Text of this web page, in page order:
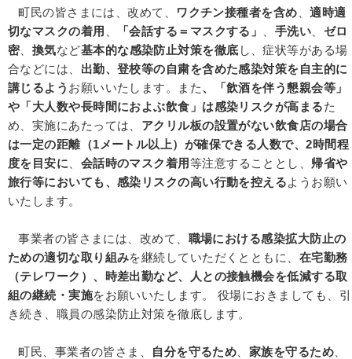
町民の皆さまには、改めて、 ワクチン接種者を含め 、適時適
切なマスクの着用
「会話する＝マスクする」 手洗い
ゼロ
密、 換気など基本的な感染防止対策を徹底 し、症状等がある場
合などには、 出勤、登校等の自粛を含めた感染対策を自主的に
講じるよう お願いいたします。また、「飲酒を伴う懇親会等」
や「大人数や長時間におよぶ飲食」は感染リスクが高まるた
め、実施にあたっては、 アクリル板の設置がない飲食店の場合
は一定の距離（1メートル以上）が確保できる人数で、2時間程
度を目安に
会話時のマスク着用等注意することとし、 帰省や
旅行等においても、感染リスクの高い行動を控えるようお願い
いたします。
事業者の皆さまには、改めて、 職場における感染拡大防止の
ための適切な取り組みを継続していただくとともに、 在宅勤務
（テレワーク）、時差出勤など、人との接触機会を低減する取
組の継続・実施をお願いいたします。 役場におきましても、引
き続き、職員の感染防止対策を徹底します。
町民、事業者の皆さま、 自分を守るため 家族を守るため